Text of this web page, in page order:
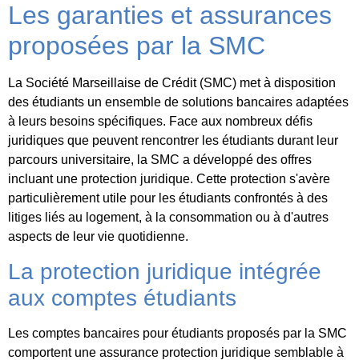
Les garanties et assurances
proposées par la SMC
La Société Marseillaise de Crédit (SMC) met à disposition
des étudiants un ensemble de solutions bancaires adaptées
à leurs besoins spécifiques. Face aux nombreux défis
juridiques que peuvent rencontrer les étudiants durant leur
parcours universitaire, la SMC a développé des offres
incluant une protection juridique. Cette protection s'avère
particulièrement utile pour les étudiants confrontés à des
litiges liés au logement, à la consommation ou à d'autres
aspects de leur vie quotidienne.
La protection juridique intégrée
aux comptes étudiants
Les comptes bancaires pour étudiants proposés par la SMC
comportent une assurance protection juridique semblable à